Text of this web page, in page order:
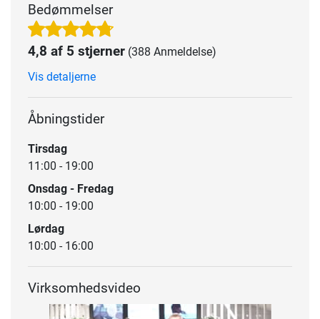
Bedømmelser
4,8 af 5 stjerner (388 Anmeldelse)
Vis detaljerne
Åbningstider
Tirsdag
11:00 - 19:00
Onsdag - Fredag
10:00 - 19:00
Lørdag
10:00 - 16:00
Virksomhedsvideo